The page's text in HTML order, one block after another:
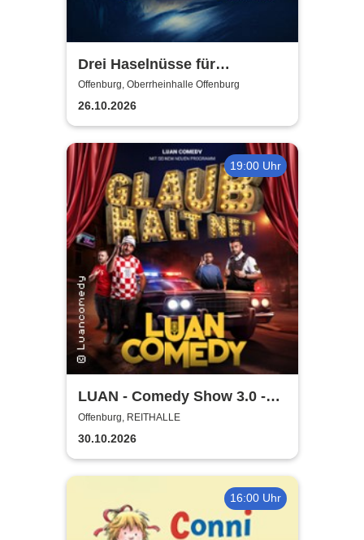
Drei Haselnüsse für
Aschenbrödel - Das Musical
Offenburg, Oberrheinhalle Offenburg
26.10.2026
19:00 Uhr
LUAN - Comedy Show 3.0 -
Glaub halt net!
Offenburg, REITHALLE
30.10.2026
16:00 Uhr